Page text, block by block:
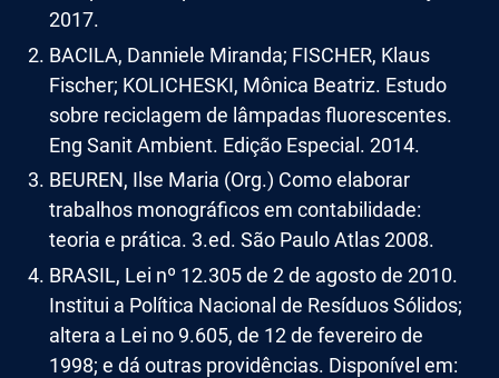
2017.
BACILA, Danniele Miranda; FISCHER, Klaus
Fischer; KOLICHESKI, Mônica Beatriz. Estudo
sobre reciclagem de lâmpadas fluorescentes.
Eng Sanit Ambient. Edição Especial. 2014.
BEUREN, Ilse Maria (Org.) Como elaborar
trabalhos monográficos em contabilidade:
teoria e prática. 3.ed. São Paulo Atlas 2008.
BRASIL, Lei nº 12.305 de 2 de agosto de 2010.
Institui a Política Nacional de Resíduos Sólidos;
altera a Lei no 9.605, de 12 de fevereiro de
1998; e dá outras providências. Disponível em: